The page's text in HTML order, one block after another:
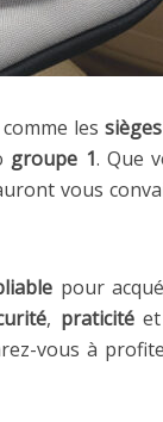
les
groupe 1. Que
vous
pour
, praticité
vous à